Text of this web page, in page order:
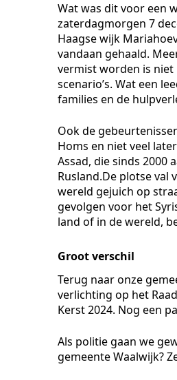
Wat was dit voor een
zaterdagmorgen 7
Haagse wijk
vandaan gehaald.
vermist worden is niet
scenario’s. Wat een
families en de
Ook de
Homs en niet veel
Assad, die sinds 2000
Rusland.De plotse val
wereld gejuich op
gevolgen voor het
land of in de wereld,
Groot verschil
Terug naar onze
verlichting op het
Kerst 2024. Nog een
Als politie gaan we
gemeente Waalwijk?